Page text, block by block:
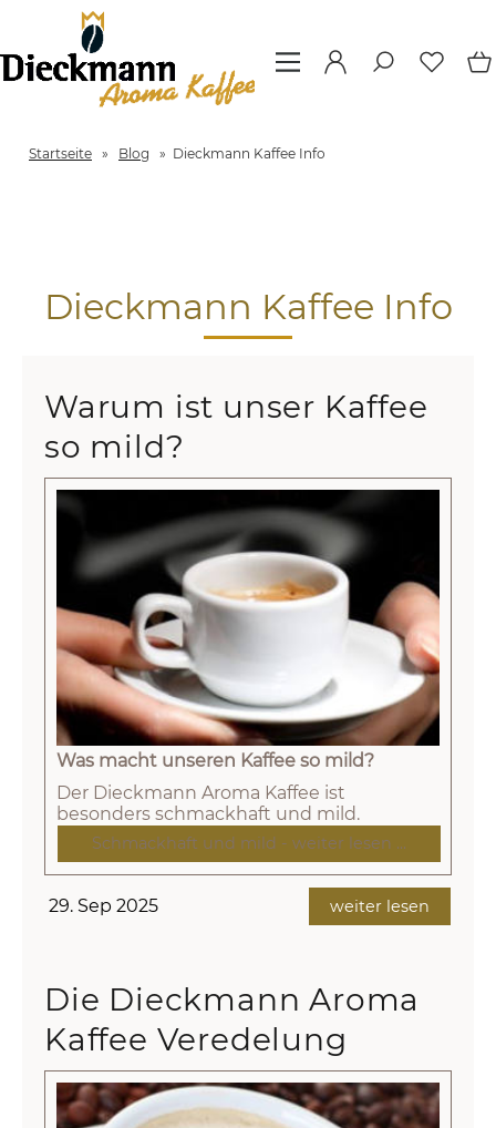
Startseite » Blog » Dieckmann Kaffee Info
Dieckmann Kaffee Info
Warum ist unser Kaffee
so mild?
Was macht unseren Kaffee so mild?
Der Dieckmann Aroma Kaffee ist
besonders schmackhaft und mild.
Schmackhaft und mild - weiter lesen ...
29. Sep 2025 weiter lesen
Die Dieckmann Aroma
Kaffee Veredelung